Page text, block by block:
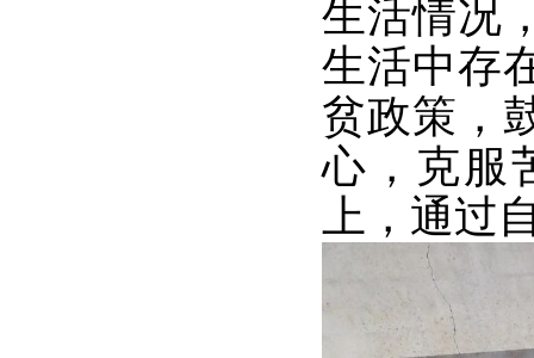
生活情况
生活中存
贫政策，
心，克服
上，通过